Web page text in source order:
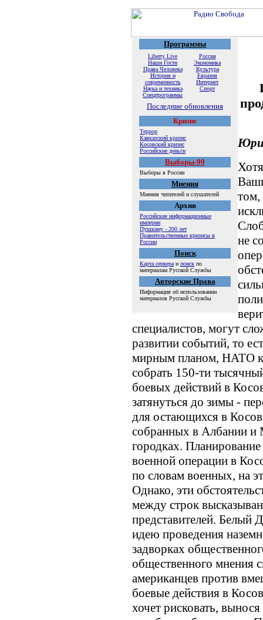
Программы
Liberty Live
Наши Гости
Права Человека
История и
современность
Наука и техника
Спецпрограммы
Россия
Экономика
Культура
Евразия
Интернет
Спорт
Последние обновления
Кризис
Террор
Кавказский кризис
Косовский кризис
Российские деньги
Выборы-99
Выборы в России
Мнения
Мнения читателей и слушателей
Архив
Российские информационные
империи
Пушкину - 200 лет
Правительственные кризисы в
России
Поиск
Карта сервера и поиск по
материалам Русской Службы
Авторские Права
Информация об использовании
материалов Русской Службы
том,
не
специалистов, могут
развитии событий, то
мирным планом, НАТО к
собрать 150-ти
боевых действий в
затянуться до зимы -
для остающихся в
собранных в Албании и
городках.
военной операции в
по словам военных, на
Однако, эти
между строк
представителей. Белый
идею проведения
задворках
общественного мнения
американцев против
боевые действия в
хочет рисковать,